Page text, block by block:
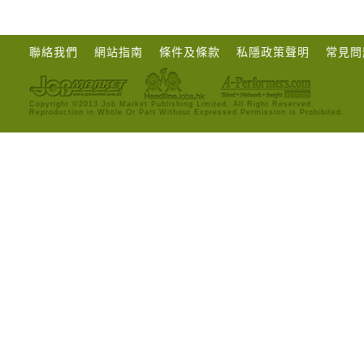
聯絡我們 網站指南 條件及條款 私隱政策聲明 常見
Copyright ©2013 Job Market Publishing Limited. All Right Reserved.
Reproduction in Whole Or Part Without Expressed Permission is Prohibited.